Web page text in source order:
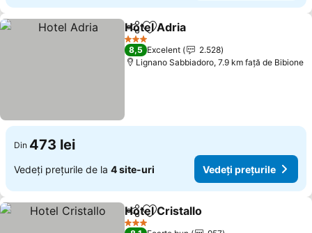
DistribuițiAdăugaţi la favorite
Hotel Adria
3 Stele
8,5 Excelent
2.528
Lignano Sabbiadoro, 7.9 km faţă de Bibione
Din 473 lei
Vedeți prețurile de la 4 site-uri Vedeți prețurile
DistribuițiAdăugaţi la favorite
Hotel Cristallo
3 Stele